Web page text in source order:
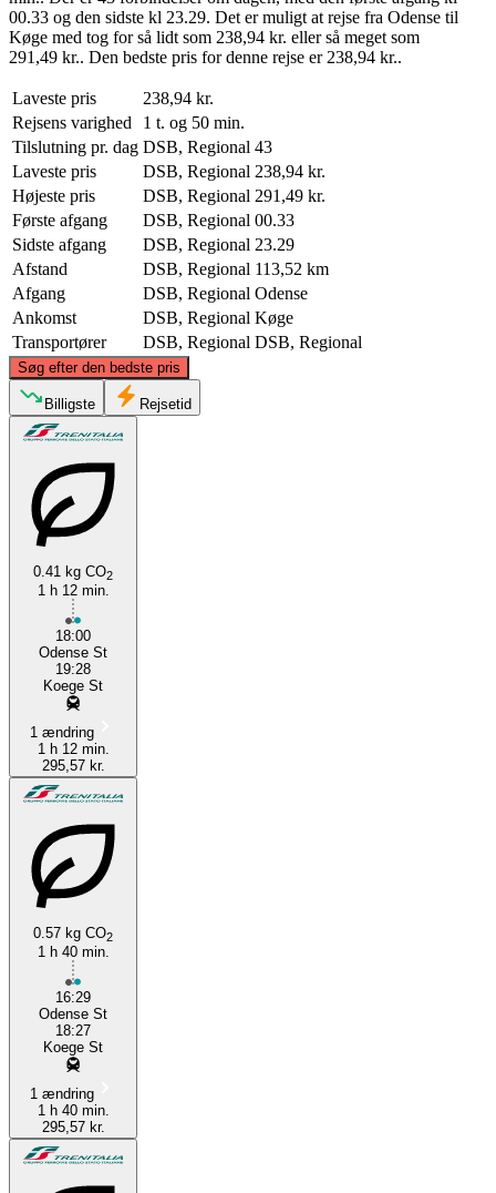
00.33 og den sidste kl 23.29. Det er muligt at rejse fra Odense til
Køge med tog for så lidt som 238,94 kr. eller så meget som
291,49 kr.. Den bedste pris for denne rejse er 238,94 kr..
Laveste pris
238,94 kr.
Rejsens varighed
1 t. og 50 min.
Tilslutning pr. dag DSB, Regional 43
Laveste pris
DSB, Regional 238,94 kr.
Højeste pris
DSB, Regional 291,49 kr.
Første afgang
DSB, Regional 00.33
Sidste afgang
DSB, Regional 23.29
Afstand
DSB, Regional 113,52 km
Afgang
DSB, Regional Odense
Ankomst
DSB, Regional Køge
Transportører
DSB, Regional DSB, Regional
Søg efter den bedste pris
Odense
©CARTO, ©OpenStreetMap
Billigste Rejsetid
0.41 kg CO2
1 h 12 min.
18:00
Odense St
19:28
Koege St
1 ændring
1 h 12 min.
295,57 kr.
0.57 kg CO2
1 h 40 min.
16:29
Odense St
18:27
Koege St
1 ændring
1 h 40 min.
295,57 kr.